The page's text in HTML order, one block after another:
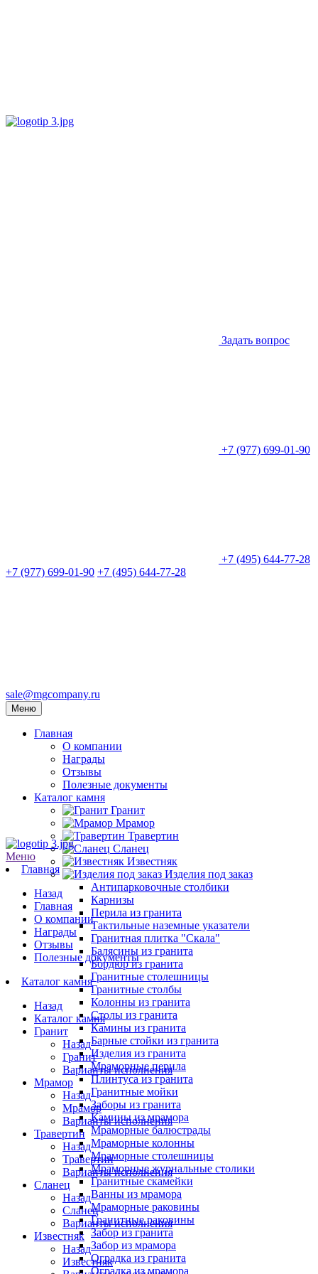
Задать вопрос
+7 (977) 699-01-90
+7 (495) 644-77-28
+7 (977) 699-01-90 +7 (495) 644-77-28
sale@mgcompany.ru
Меню
Главная
О компании
Награды
Отзывы
Полезные документы
Каталог камня
Гранит
Мрамор
Травертин
Сланец
Известняк
Изделия под заказ
Антипарковочные столбики
Карнизы
Перила из гранита
Тактильные наземные указатели
Гранитная плитка "Скала"
Балясины из гранита
Бордюр из гранита
Гранитные столешницы
Гранитные столбы
Колонны из гранита
Столы из гранита
Камины из гранита
Барные стойки из гранита
Изделия из гранита
Мраморные перила
Плинтуса из гранита
Гранитные мойки
Заборы из гранита
Камины из мрамора
Мраморные балюстрады
Мраморные колонны
Мраморные столешницы
Мраморные журнальные столики
Гранитные скамейки
Ванны из мрамора
Мраморные раковины
Гранитные раковины
Забор из гранита
Забор из мрамора
Оградка из гранита
Оградка из мрамора
Меню
Главная
Назад
Главная
О компании
Награды
Отзывы
Полезные документы
Каталог камня
Назад
Каталог камня
Гранит
Назад
Гранит
Варианты исполнения
Мрамор
Назад
Мрамор
Варианты исполнения
Травертин
Назад
Травертин
Варианты исполнения
Сланец
Назад
Сланец
Варианты исполнения
Известняк
Назад
Известняк